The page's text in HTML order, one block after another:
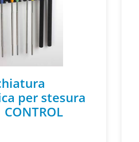
per stesura